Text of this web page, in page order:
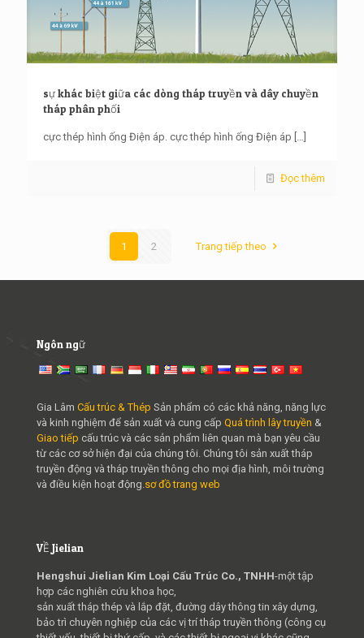
sự khác biệt giữa các dòng tháp truyền và dây chuyền
tháp phân phối
cực thép hình ống Điện áp. cực thép hình ống Điện áp […]
Đọc thêm
1 2 Trang tiếp theo
Ngôn ngữ
Gia Lâm Cấu trúc & Thép Sản phẩm có các khả năng, năng lực
và kinh nghiệm để sản xuất và cung cấp Quá trình lây truyền &
Giao tiếp cấu trúc và các sản phẩm liên quan mà bạn yêu cầu
từ các cơ sở hiện đại của chúng tôi. Chúng tôi sản xuất tháp
truyền động và tháp truyền thông cho mọi địa hình, môi trường
và điều kiện hoạt động. sơ đồ trang web
VỀ Jielian
Hengshui Jielian Kim Loại Cấu Trúc Co., TNHH-một tập
hợp các nghiên cứu khoa học,
sản xuất tháp thép và lắp đặt, đường dây thông tin xây dựng,
bảo trì chuyên nghiệp của các vị trí tháp truyền thông (công cụ